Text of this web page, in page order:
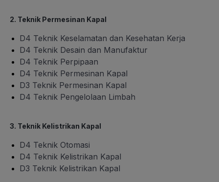
2. Teknik Permesinan Kapal
D4 Teknik Keselamatan dan Kesehatan Kerja
D4 Teknik Desain dan Manufaktur
D4 Teknik Perpipaan
D4 Teknik Permesinan Kapal
D3 Teknik Permesinan Kapal
D4 Teknik Pengelolaan Limbah
3. Teknik Kelistrikan Kapal
D4 Teknik Otomasi
D4 Teknik Kelistrikan Kapal
D3 Teknik Kelistrikan Kapal